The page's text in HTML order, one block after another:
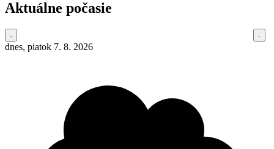
Aktuálne počasie
dnes, piatok 7. 8. 2026